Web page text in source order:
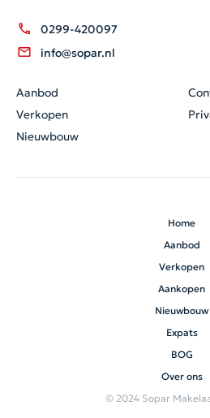
0299-420097
info@sopar.nl
Aanbod
Verkopen
Nieuwbouw
Home
Aanbod
Verkopen
Aankopen
Nieuwbouw
Expats
BOG
Over ons
© 2024 Sopar